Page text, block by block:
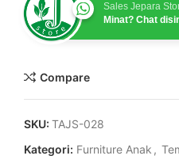
Sales Jepara
Minat? Chat
Compare
SKU: TAJS-028
Kategori: Furniture Anak ,